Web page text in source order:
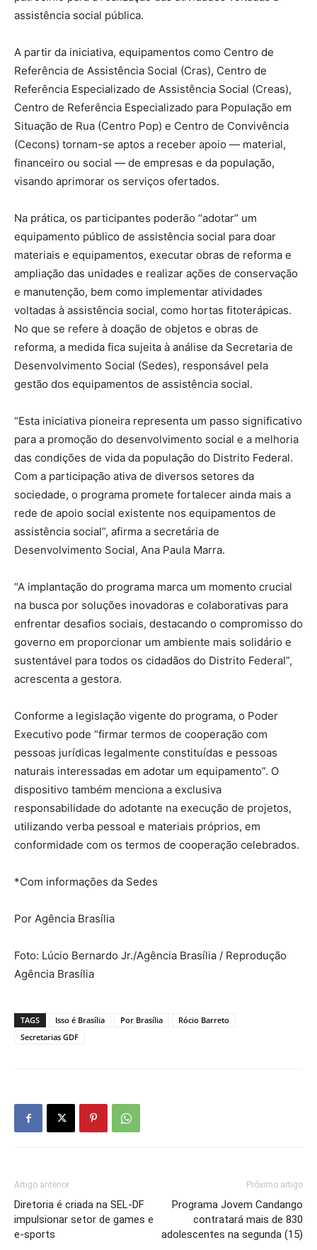
assistência social pública.
A partir da iniciativa, equipamentos como Centro de
Referência de Assistência Social (Cras), Centro de
Referência Especializado de Assistência Social (Creas),
Centro de Referência Especializado para População em
Situação de Rua (Centro Pop) e Centro de Convivência
(Cecons) tornam-se aptos a receber apoio — material,
financeiro ou social — de empresas e da população,
visando aprimorar os serviços ofertados.
Na prática, os participantes poderão “adotar” um
equipamento público de assistência social para doar
materiais e equipamentos, executar obras de reforma e
ampliação das unidades e realizar ações de conservação
e manutenção, bem como implementar atividades
voltadas à assistência social, como hortas fitoterápicas.
No que se refere à doação de objetos e obras de
reforma, a medida fica sujeita à análise da Secretaria de
Desenvolvimento Social (Sedes), responsável pela
gestão dos equipamentos de assistência social.
“Esta iniciativa pioneira representa um passo significativo
para a promoção do desenvolvimento social e a melhoria
das condições de vida da população do Distrito Federal.
Com a participação ativa de diversos setores da
sociedade, o programa promete fortalecer ainda mais a
rede de apoio social existente nos equipamentos de
assistência social”, afirma a secretária de
Desenvolvimento Social, Ana Paula Marra.
“A implantação do programa marca um momento crucial
na busca por soluções inovadoras e colaborativas para
enfrentar desafios sociais, destacando o compromisso do
governo em proporcionar um ambiente mais solidário e
sustentável para todos os cidadãos do Distrito Federal”,
acrescenta a gestora.
Conforme a legislação vigente do programa, o Poder
Executivo pode “firmar termos de cooperação com
pessoas jurídicas legalmente constituídas e pessoas
naturais interessadas em adotar um equipamento”. O
dispositivo também menciona a exclusiva
responsabilidade do adotante na execução de projetos,
utilizando verba pessoal e materiais próprios, em
conformidade com os termos de cooperação celebrados.
*Com informações da Sedes
Por Agência Brasília
Foto: Lúcio Bernardo Jr./Agência Brasília / Reprodução
Agência Brasília
TAGS Isso é Brasília Por Brasília
Rócio Barreto
Secretarias GDF
Artigo anterior
Diretoria é criada na SEL-DF
impulsionar setor de games e
e-sports
Próximo artigo
Programa Jovem Candango
contratará mais de 830
adolescentes na segunda (15)